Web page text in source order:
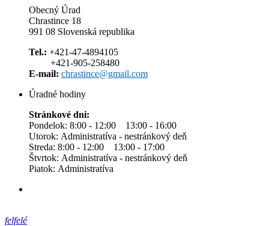
Obecný Úrad
Chrastince 18
991 08 Slovenská republika
Tel.: +421-47-4894105
+421-905-258480
E-mail: chrastince@gmail.com
Úradné hodiny
Stránkové dni:
Pondelok: 8:00 - 12:00 13:00 - 16:00
Utorok: Administratíva - nestránkový deň
Streda: 8:00 - 12:00 13:00 - 17:00
Štvrtok: Administratíva - nestránkový deň
Piatok: Administratíva
felfelé